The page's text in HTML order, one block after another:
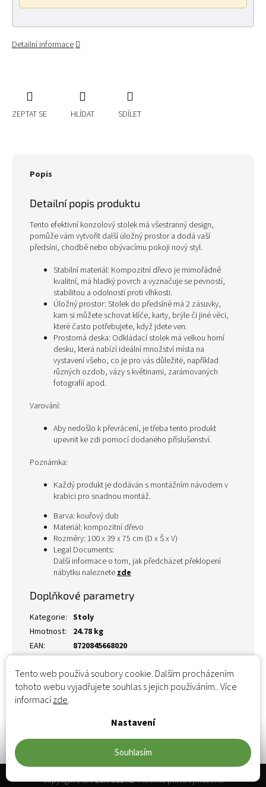
Tento web používá soubory cookie. Dalším procházením
tohoto webu vyjadřujete souhlas s jejich používáním.. Více
informacízde.
Nastavení
Souhlasím
Detailní informace
ZEPTAT SE HLÍDAT SDÍLET
Popis
Detailní popis produktu
Tento efektivní konzolový stolek má všestranný design,
pomůže vám vytvořit další úložný prostor a dodá vaší
předsíni, chodbě nebo obývacímu pokoji nový styl.
Stabilní materiál: Kompozitní dřevo je mimořádně
kvalitní, má hladký povrch a vyznačuje se pevností,
stabilitou a odolností proti vlhkosti.
Úložný prostor: Stolek do předsíně má 2 zásuvky,
kam si můžete schovat klíče, karty, brýle či jiné věci,
které často potřebujete, když jdete ven.
Prostorná deska: Odkládací stolek má velkou horní
desku, která nabízí ideální množství místa na
vystavení všeho, co je pro vás důležité, například
různých ozdob, vázy s květinami, zarámovaných
fotografií apod.
Varování:
Aby nedošlo k převrácení, je třeba tento produkt
upevnit ke zdi pomocí dodaného příslušenství.
Poznámka:
Každý produkt je dodáván s montážním návodem v
krabici pro snadnou montáž.
Barva: kouřový dub
Materiál: kompozitní dřevo
Rozměry: 100 x 39 x 75 cm (D x Š x V)
Legal Documents:
Další informace o tom, jak předcházet překlopení
nábytku naleznetezde
Doplňkové parametry
Kategorie: Stoly
Hmotnost:
24.78 kg
EAN: 8720845668020
Zápatí
Copyright 2026Zahrada XL. Všechna práva vyhrazena.